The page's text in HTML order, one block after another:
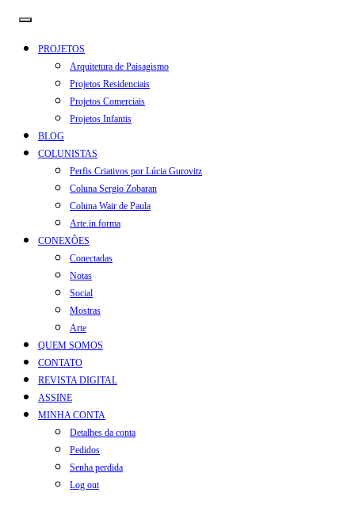
PROJETOS
Arquitetura de Paisagismo
Projetos Residenciais
Projetos Comerciais
Projetos Infantis
BLOG
COLUNISTAS
Perfis Criativos por Lúcia Gurovitz
Coluna Sergio Zobaran
Coluna Wair de Paula
Arte.in.forma
CONEXÕES
Conectadas
Notas
Social
Mostras
Arte
QUEM SOMOS
CONTATO
REVISTA DIGITAL
ASSINE
MINHA CONTA
Detalhes da conta
Pedidos
Senha perdida
Log out